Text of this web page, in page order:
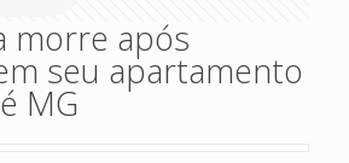
morre após
seu apartamento
MG